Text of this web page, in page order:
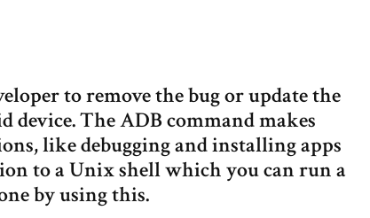
to remove the bug or update the
device. The ADB command makes
like debugging and installing apps
to a Unix shell which you can run a
by using this.